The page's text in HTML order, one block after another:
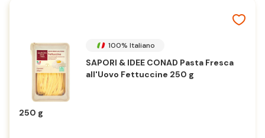
100% Italiano
SAPORI & IDEE CONAD Pasta Fresca
all'Uovo Fettuccine 250 g
250 g